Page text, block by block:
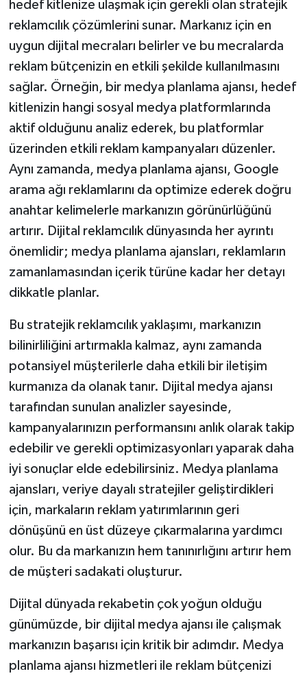
hedef kitlenize ulaşmak için gerekli olan stratejik
reklamcılık çözümlerini sunar. Markanız için en
uygun dijital mecraları belirler ve bu mecralarda
reklam bütçenizin en etkili şekilde kullanılmasını
sağlar. Örneğin, bir medya planlama ajansı, hedef
kitlenizin hangi sosyal medya platformlarında
aktif olduğunu analiz ederek, bu platformlar
üzerinden etkili reklam kampanyaları düzenler.
Aynı zamanda, medya planlama ajansı, Google
arama ağı reklamlarını da optimize ederek doğru
anahtar kelimelerle markanızın görünürlüğünü
artırır. Dijital reklamcılık dünyasında her ayrıntı
önemlidir; medya planlama ajansları, reklamların
zamanlamasından içerik türüne kadar her detayı
dikkatle planlar.
Bu stratejik reklamcılık yaklaşımı, markanızın
bilinirliliğini artırmakla kalmaz, aynı zamanda
potansiyel müşterilerle daha etkili bir iletişim
kurmanıza da olanak tanır. Dijital medya ajansı
tarafından sunulan analizler sayesinde,
kampanyalarınızın performansını anlık olarak takip
edebilir ve gerekli optimizasyonları yaparak daha
iyi sonuçlar elde edebilirsiniz. Medya planlama
ajansları, veriye dayalı stratejiler geliştirdikleri
için, markaların reklam yatırımlarının geri
dönüşünü en üst düzeye çıkarmalarına yardımcı
olur. Bu da markanızın hem tanınırlığını artırır hem
de müşteri sadakati oluşturur.
Dijital dünyada rekabetin çok yoğun olduğu
günümüzde, bir dijital medya ajansı ile çalışmak
markanızın başarısı için kritik bir adımdır. Medya
planlama ajansı hizmetleri ile reklam bütçenizi